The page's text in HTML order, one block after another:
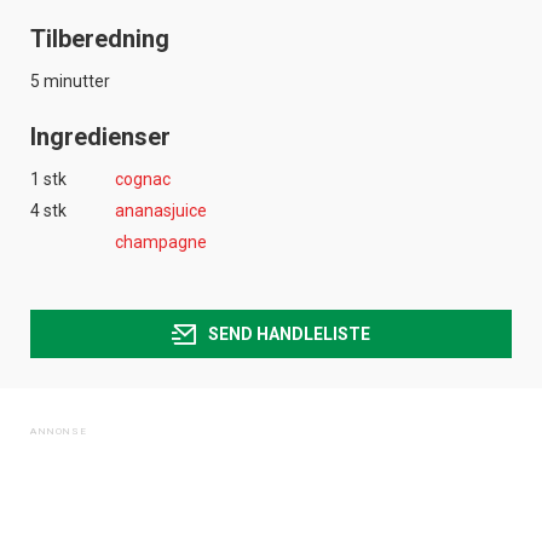
Tilberedning
5 minutter
Ingredienser
1 stk
cognac
4 stk
ananasjuice
champagne
SEND HANDLELISTE